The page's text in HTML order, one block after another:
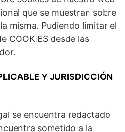
que se muestran sobre
misma. Pudiendo limitar el
COOKIES desde las
Y JURISDICCIÓN
se encuentra redactado
sometido a la